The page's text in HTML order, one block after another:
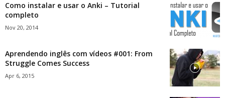
Como instalar e usar o Anki – Tutorial
completo
Nov 20, 2014
Aprendendo inglês com vídeos #001: From
Struggle Comes Success
Apr 6, 2015